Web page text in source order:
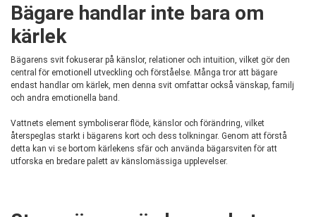
Bägare handlar inte bara om
kärlek
Bägarens svit fokuserar på känslor, relationer och intuition, vilket gör den
central för emotionell utveckling och förståelse. Många tror att bägare
endast handlar om kärlek, men denna svit omfattar också vänskap, familj
och andra emotionella band.
Vattnets element symboliserar flöde, känslor och förändring, vilket
återspeglas starkt i bägarens kort och dess tolkningar. Genom att förstå
detta kan vi se bortom kärlekens sfär och använda bägarsviten för att
utforska en bredare palett av känslomässiga upplevelser.